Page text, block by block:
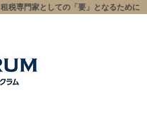
租税専門家としての「要」となるために